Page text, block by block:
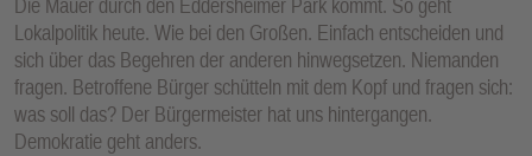
Die Mauer durch den Eddersheimer Park kommt. So geht
Lokalpolitik heute. Wie bei den Großen. Einfach entscheiden und
sich über das Begehren der anderen hinwegsetzen. Niemanden
fragen. Betroffene Bürger schütteln mit dem Kopf und fragen sich:
was soll das? Der Bürgermeister hat uns hintergangen.
Demokratie geht anders.